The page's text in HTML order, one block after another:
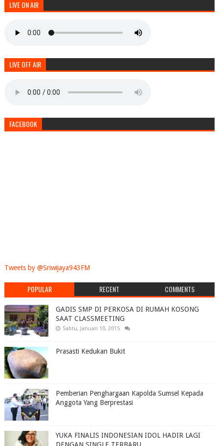
LIVE ON AIR
LIVE OFF AIR
FACEBOOK
Tweets by @Sriwijaya943FM
POPULAR RECENT COMMENTS
GADIS SMP DI PERKOSA DI RUMAH KOSONG
SAAT CLASSMEETING
Sabtu, Januari 10, 2015
Prasasti Kedukan Bukit
Pemberian Penghargaan Kapolda Sumsel Kepada
Anggota Yang Berprestasi
YUKA FINALIS INDONESIAN IDOL HADIR LAGI